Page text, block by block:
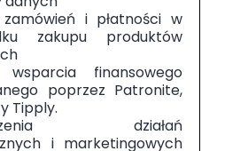
zamówień i płatności w
zakupu produktów
wsparcia finansowego
poprzez Patronite,
Tipply.
działań
i marketingowych